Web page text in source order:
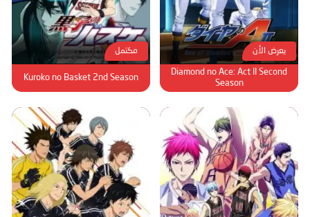
يعرض الأن
Diamond no Ace: Act II Second
Season
مكتمل
Kuroko no Basket 2nd Season